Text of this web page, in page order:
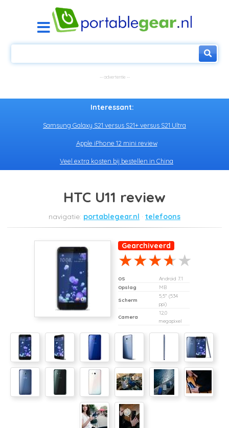
Interessant:
Samsung Galaxy S21 versus S21+ versus S21 Ultra
Apple iPhone 12 mini review
Veel extra kosten bij bestellen in China
HTC U11 review
portablegear.nl telefoons
Gearchiveerd
OS
Android 7.1
Opslag
MB
Scherm
5,5" (534
ppi)
Camera
12,0
megapixel